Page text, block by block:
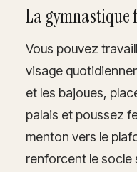
La gymnastique
Vous pouvez
visage
et les bajoues,
palais et poussez
menton vers le
renforcent le socle